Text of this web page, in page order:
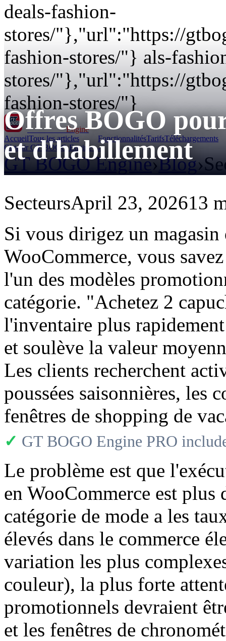
deals-fashion-
stores/"},"url":"https://
fashion-stores/"} als-
stores/"},"url":"https://
fashion-stores/"}
GT BOGOEngine
AccueilTous les articles FonctionnalitésTarifsTéléchargements
Obtenir GT BOGO Engine →
GT BOGO Engine›Blog›
Offres BOGO
et d'habillement
SecteursApril 23, 202613
Si vous dirigez un magasin
WooCommerce, vous
l'un des modèles
catégorie. "Achetez 2
l'inventaire plus
et soulève la valeur
Les clients recherchent
poussées saisonnières, les
fenêtres de shopping de
✓ GT BOGO Engine PRO
Le problème est que
en WooCommerce est
catégorie de mode a les
élevés dans le commerce
variation les plus
couleur), la plus forte
promotionnels devraient
et les fenêtres de